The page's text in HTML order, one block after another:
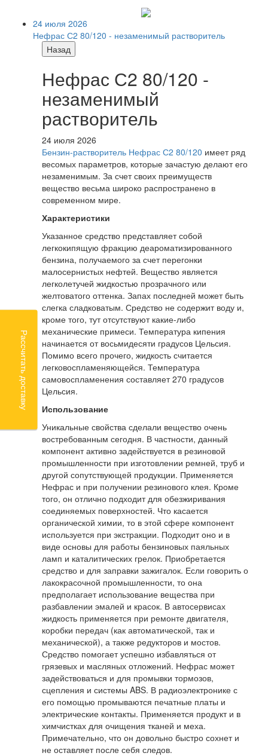
24 июля 2026
Нефрас С2 80/120 - незаменимый растворитель
Назад
Нефрас С2 80/120 -
незаменимый
растворитель
24 июля 2026
Бензин-растворитель Нефрас С2 80/120 имеет ряд
весомых параметров, которые зачастую делают его
незаменимым. За счет своих преимуществ
вещество весьма широко распространено в
современном мире.
Характеристики
Указанное средство представляет собой
легкокипящую фракцию деароматизированного
бензина, получаемого за счет перегонки
малосернистых нефтей. Вещество является
легколетучей жидкостью прозрачного или
желтоватого оттенка. Запах последней может быть
слегка сладковатым. Средство не содержит воду и,
кроме того, тут отсутствуют какие-либо
механические примеси. Температура кипения
начинается от восьмидесяти градусов Цельсия.
Помимо всего прочего, жидкость считается
легковоспламеняющейся. Температура
самовоспламенения составляет 270 градусов
Цельсия.
Использование
Уникальные свойства сделали вещество очень
востребованным сегодня. В частности, данный
компонент активно задействуется в резиновой
промышленности при изготовлении ремней, труб и
другой сопутствующей продукции. Применяется
Нефрас и при получении резинового клея. Кроме
того, он отлично подходит для обезжиривания
соединяемых поверхностей. Что касается
органической химии, то в этой сфере компонент
используется при экстракции. Подходит оно и в
виде основы для работы бензиновых паяльных
ламп и каталитических грелок. Приобретается
средство и для заправки зажигалок. Если говорить о
лакокрасочной промышленности, то она
предполагает использование вещества при
разбавлении эмалей и красок. В автосервисах
жидкость применяется при ремонте двигателя,
коробки передач (как автоматической, так и
механической), а также редукторов и мостов.
Средство помогает успешно избавляться от
грязевых и масляных отложений. Нефрас может
задействоваться и для промывки тормозов,
сцепления и системы ABS. В радиоэлектронике с
его помощью промываются печатные платы и
электрические контакты. Применяется продукт и в
химчистках для очищения тканей и меха.
Примечательно, что он довольно быстро сохнет и
не оставляет после себя следов.
Рассчитать доставку